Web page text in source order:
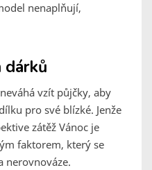
nenaplňují,
dárků
vzít půjčky, aby
pro své blízké. Jenže
zátěž Vánoc je
faktorem, který se
nerovnováze.